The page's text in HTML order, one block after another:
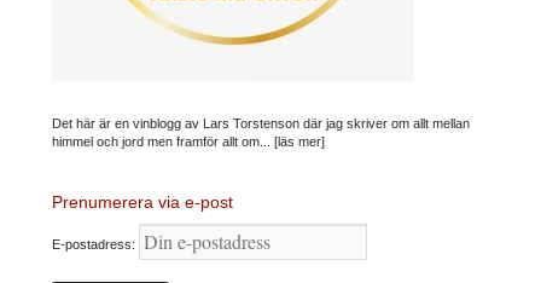
Det här är en vinblogg av Lars Torstenson där jag skriver om allt mellan
himmel och jord men framför allt om... [läs mer]
Prenumerera via e-post
E-postadress: